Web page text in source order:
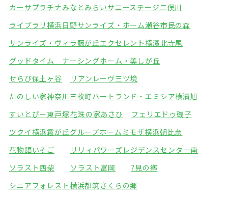
カーサプラチナみなとみらいサニーステージ二俣川
ライブラリ横浜日野サンライズ・ホーム瀬谷市民の森
サンライズ・ヴィラ藤が丘エクセレント横濱北寺尾
グッドタイム ナーシングホーム・美しが丘
せらび保土ヶ谷
リアンレーヴ三ツ境
たのしい家神奈川三枚町ハートランド・エミシア横濱旭
すいとぴー東戸塚花珠の家あさひ
フェリエドゥ磯子
ツクイ横浜霧が丘グループホーム ミモザ横浜朝比奈
花物語いそご
リリィパワーズレジデンスセンター南
ソラスト西柴
ソラスト富岡
?見の鄕
シニアフォレスト横浜都筑さくらの郷